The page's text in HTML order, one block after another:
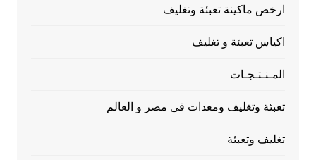
ارخص ماكينة تعبئة وتغليف
اكياس تعبئة و تغليف
المـنـتـجـات
تعبئة وتغليف ومعدات فى مصر و العالم
تغليف وتعبئة